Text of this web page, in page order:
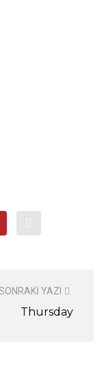
YAZI
Thursday